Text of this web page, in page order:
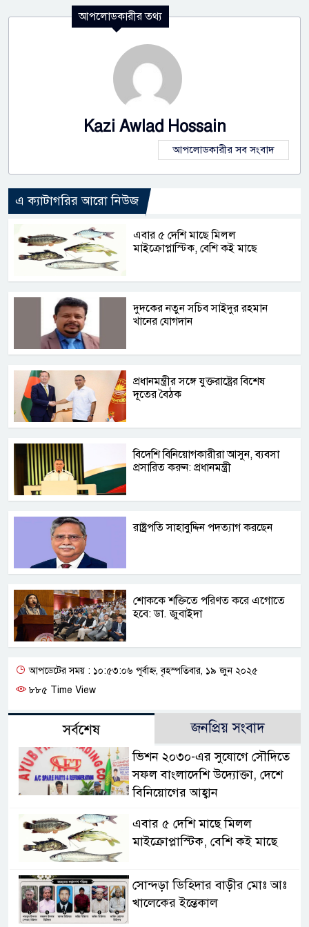
আপলোডকারীর তথ্য
Kazi Awlad Hossain
আপলোডকারীর সব সংবাদ
এ ক্যাটাগরির আরো নিউজ
এবার ৫ দেশি মাছে মিলল
মাইক্রোপ্লাস্টিক, বেশি কই মাছে
দুদকের নতুন সচিব সাইদুর রহমান
খানের যোগদান
প্রধানমন্ত্রীর সঙ্গে যুক্তরাষ্ট্রের বিশেষ
দূতের বৈঠক
বিদেশি বিনিয়োগকারীরা আসুন, ব্যবসা
প্রসারিত করুন: প্রধানমন্ত্রী
রাষ্ট্রপতি সাহাবুদ্দিন পদত্যাগ করছেন
শোককে শক্তিতে পরিণত করে এগোতে
হবে: ডা. জুবাইদা
আপডেটের সময় : ১০:৫৩:০৬ পূর্বাহ্ন, বৃহস্পতিবার, ১৯ জুন ২০২৫
৮৮৫ Time View
সর্বশেষ জনপ্রিয় সংবাদ
ভিশন ২০৩০-এর সুযোগে সৌদিতে
সফল বাংলাদেশি উদ্যোক্তা, দেশে
বিনিয়োগের আহ্বান
এবার ৫ দেশি মাছে মিলল
মাইক্রোপ্লাস্টিক, বেশি কই মাছে
সোন্দড়া ডিহিদার বাড়ীর মোঃ আঃ
খালেকের ইন্তেকাল